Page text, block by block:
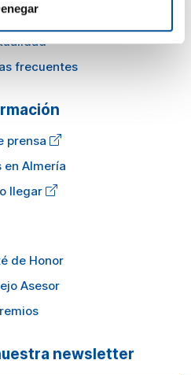
Economía Azul
frecuentes
prensa
en Almería
llegar
de Honor
Asesor
newsletter